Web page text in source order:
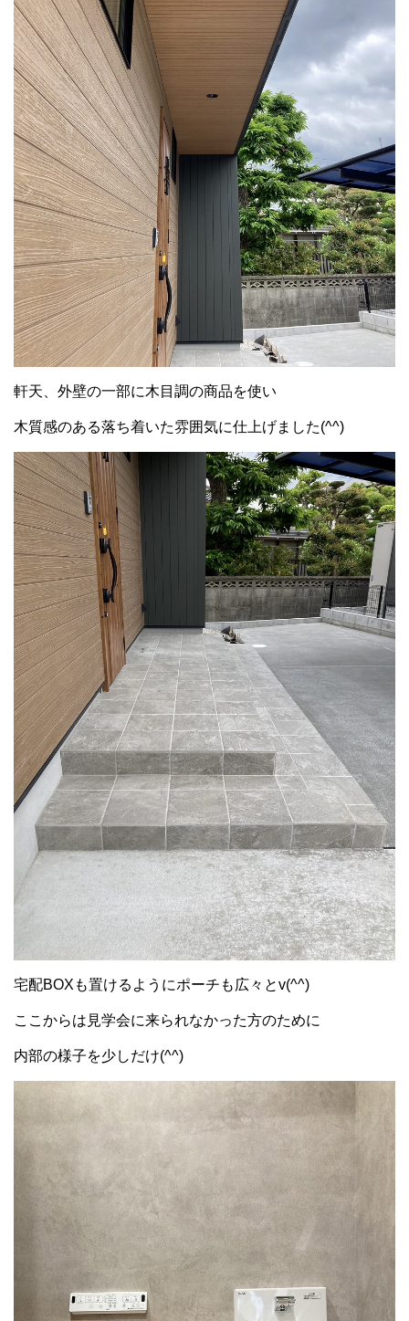
軒天、外壁の一部に木目調の商品を使い
木質感のある落ち着いた雰囲気に仕上げました(^^)
宅配BOXも置けるようにポーチも広々とv(^^)
ここからは見学会に来られなかった方のために
内部の様子を少しだけ(^^)